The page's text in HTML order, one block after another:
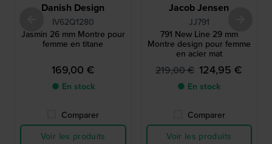
Danish Design
IV62Q1280
Jasmin 26 mm Montre pour
femme en titane
169,00 €
● En stock
Comparer
Voir les produits
Jacob Jensen
JJ791
791 New Line 29 mm
Montre design pour femme
en acier mat
219,00 € 124,95 €
● En stock
Comparer
Voir les produits